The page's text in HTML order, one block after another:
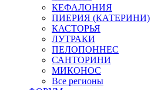
КЕФАЛОНИЯ
ПИЕРИЯ (КАТЕРИНИ)
КАСТОРЬЯ
ЛУТРАКИ
ПЕЛОПОННЕС
САНТОРИНИ
МИКОНОС
Все регионы